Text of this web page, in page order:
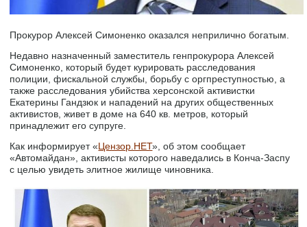
Прокурор Алексей Симоненко оказался неприлично богатым.
Недавно назначенный заместитель генпрокурора Алексей
Симоненко, который будет курировать расследования
полиции, фискальной службы, борьбу с оргпреступностью, а
также расследования убийства херсонской активистки
Екатерины Гандзюк и нападений на других общественных
активистов, живет в доме на 640 кв. метров, который
принадлежит его супруге.
Как информирует «Цензор.НЕТ», об этом сообщает
«Автомайдан», активисты которого наведались в Конча-Заспу
с целью увидеть элитное жилище чиновника.